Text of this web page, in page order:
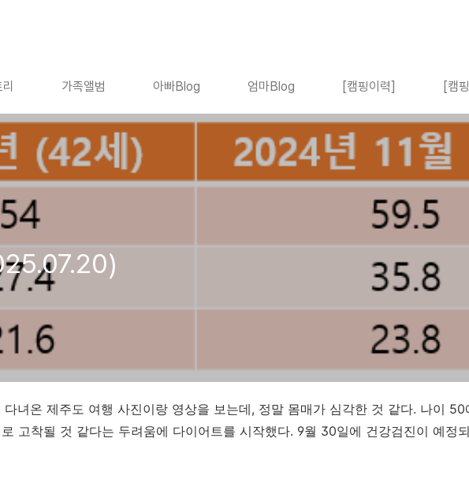
가족앨범 아빠Blog 엄마Blog [캠핑이력] [캠
녀온 제주도 여행 사진이랑 영상을 보는데, 정말 몸매가 심각한 것 같다. 나이 50
고착될 것 같다는 두려움에 다이어트를 시작했다. 9월 30일에 건강검진이 예정